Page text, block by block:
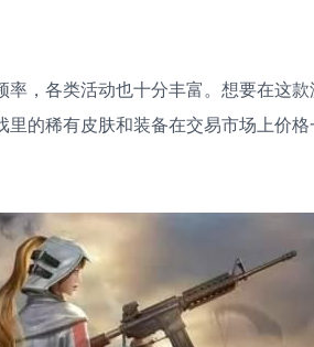
，各类活动也十分丰富。想要在这款
的稀有皮肤和装备在交易市场上价